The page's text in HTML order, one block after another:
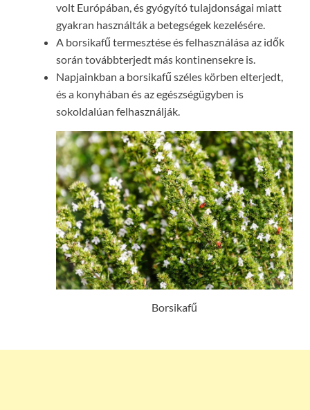
volt Európában, és gyógyító tulajdonságai miatt
gyakran használták a betegségek kezelésére.
A borsikafű termesztése és felhasználása az idők
során továbbterjedt más kontinensekre is.
Napjainkban a borsikafű széles körben elterjedt,
és a konyhában és az egészségügyben is
sokoldalúan felhasználják.
Borsikafű